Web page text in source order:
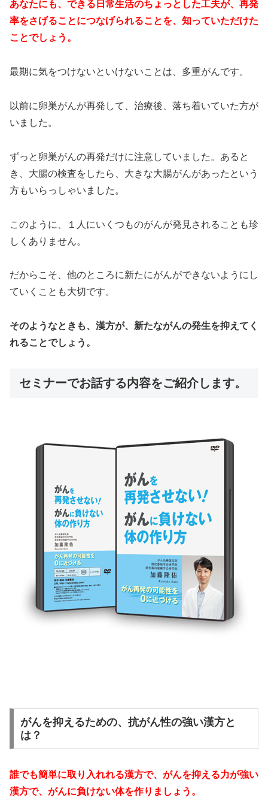
あなたにも、できる日常生活のちょっとした工夫が、再発
率をさげることにつなげられることを、知っていただけた
ことでしょう。
最期に気をつけないといけないことは、多重がんです。
以前に卵巣がんが再発して、治療後、落ち着いていた方が
いました。
ずっと卵巣がんの再発だけに注意していました。あると
き、大腸の検査をしたら、大きな大腸がんがあったという
方もいらっしゃいました。
このように、１人にいくつものがんが発見されることも珍
しくありません。
だからこそ、他のところに新たにがんができないようにし
ていくことも大切です。
そのようなときも、漢方が、新たながんの発生を抑えてく
れることでしょう。
セミナーでお話する内容をご紹介します。
がんを抑えるための、抗がん性の強い漢方と
は？
誰でも簡単に取り入れれる漢方で、がんを抑える力が強い
漢方で、がんに負けない体を作りましょう。